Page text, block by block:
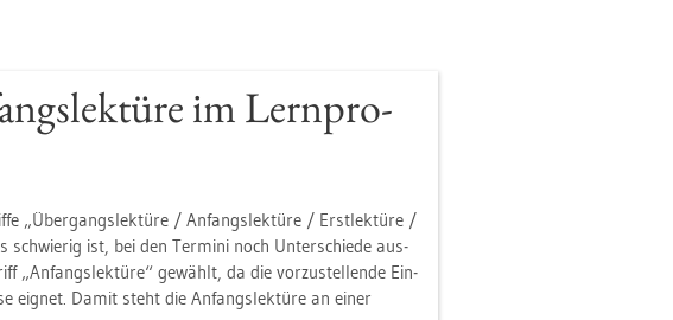
im Lern­pro­
„Über­gangs­lek­tü­re / An­fangs­lek­tü­re / Erst­lek­tü­re /
schwie­rig ist, bei den Ter­mi­ni noch Un­ter­schie­de aus­
„An­fangs­lek­tü­re“ ge­wählt, da die vor­zu­stel­len­de Ein­
eig­net. Damit steht die An­fangs­lek­tü­re an einer